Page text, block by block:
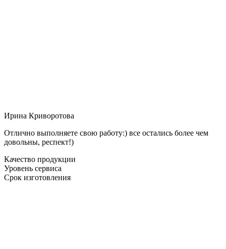
Ирина Криворотова
Отлично выполняете свою работу:) все остались более чем
довольны, респект!)
Качество продукции
Уровень сервиса
Срок изготовления